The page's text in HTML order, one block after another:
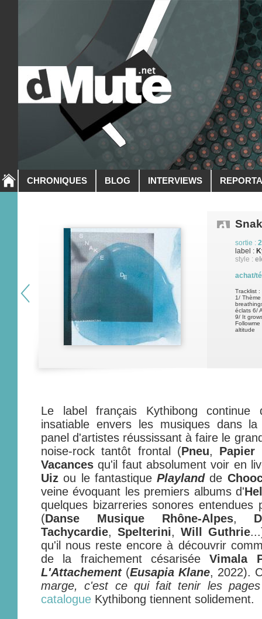
CHRONIQUES BLOG INTERVIEWS
sortie :
label :
style :
achat/
Tracklist :
1/
éclats 6/
9/ It
altitude
Le label français Kythibong continue
insatiable envers les musiques dans
panel d'artistes réussissant à faire le
noise-rock tantôt frontal (Pneu, Papier
Vacances qu'il faut absolument voir en
Uiz ou le fantastique Playlandde
veine évoquant les premiers albums d'
quelques bizarreries sonores entendues
(Danse Musique Rhône-Alpes,
Tachycardie, Spelterini, Will Guthrie
qu'il nous reste encore à découvrir
de la fraichement césariséeVimala
L'Attachement(Eusapia Klane, 2022).
marge, c'est ce qui fait tenir les pages
catalogue Kythibong tiennent solidement.